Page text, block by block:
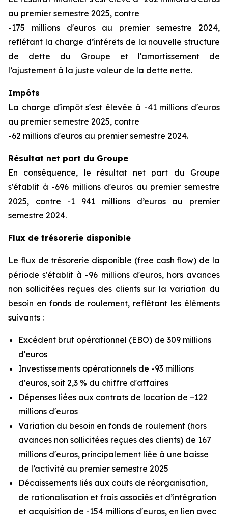
au premier semestre 2025, contre
-175 millions d'euros au premier semestre 2024,
reflétant la charge d’intérêts de la nouvelle structure
de dette du Groupe et l'amortissement de
l’ajustement à la juste valeur de la dette nette.
Impôts
La charge d'impôt s'est élevée à -41 millions d'euros
au premier semestre 2025, contre
-62 millions d'euros au premier semestre 2024.
Résultat net part du Groupe
En conséquence, le résultat net part du Groupe
s'établit à -696 millions d'euros au premier semestre
2025, contre -1 941 millions d’euros au premier
semestre 2024.
Flux de trésorerie disponible
Le flux de trésorerie disponible (free cash flow) de la
période s'établit à -96 millions d'euros, hors avances
non sollicitées reçues des clients sur la variation du
besoin en fonds de roulement, reflétant les éléments
suivants :
Excédent brut opérationnel (EBO) de 309 millions
d'euros
Investissements opérationnels de -93 millions
d'euros, soit 2,3 % du chiffre d'affaires
Dépenses liées aux contrats de location de –122
millions d'euros
Variation du besoin en fonds de roulement (hors
avances non sollicitées reçues des clients) de 167
millions d'euros, principalement liée à une baisse
de l’activité au premier semestre 2025
Décaissements liés aux coûts de réorganisation,
de rationalisation et frais associés et d’intégration
et acquisition de -154 millions d'euros, en lien avec